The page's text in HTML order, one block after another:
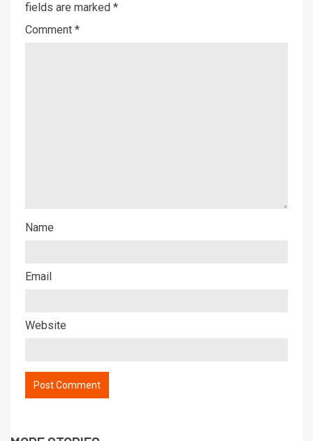
fields are marked *
Comment *
Name
Email
Website